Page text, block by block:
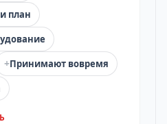
план
+Принимают вовремя